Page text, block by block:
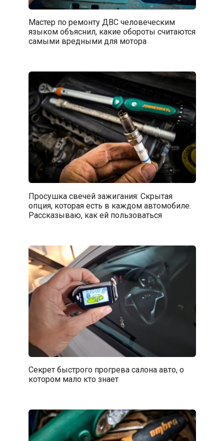
Мастер по ремонту ДВС человеческим
языком объяснил, какие обороты считаются
самыми вредными для мотора
Просушка свечей зажигания: Скрытая
опция, которая есть в каждом автомобиле.
Рассказываю, как ей пользоваться
Секрет быстрого прогрева салона авто, о
котором мало кто знает